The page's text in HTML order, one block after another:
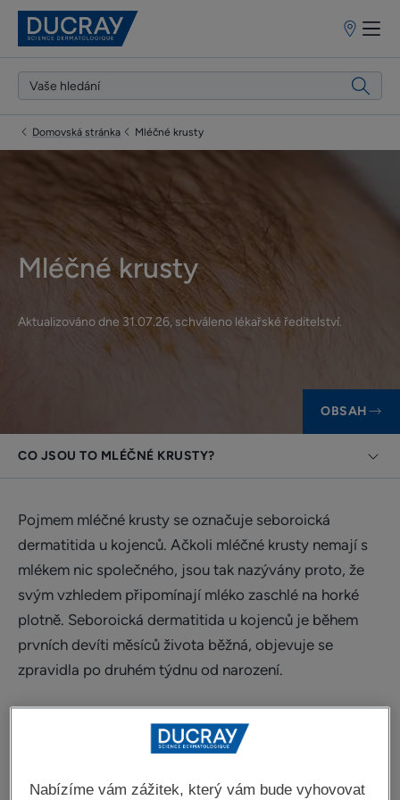
Prodejní
Domovská stránka Mléčné krusty
Mléčné krusty
Aktualizováno dne 31.07.26, schváleno lékařské ředitelství.
OBSAH
CO JSOU TO MLÉČNÉ KRUSTY?
Pojmem mléčné krusty se označuje seboroická
dermatitida u kojenců. Ačkoli mléčné krusty nemají s
mlékem nic společného, jsou tak nazývány proto, že
svým vzhledem připomínají mléko zaschlé na horké
plotně. Seboroická dermatitida u kojenců je během
prvních devíti měsíců života běžná, objevuje se
zpravidla po druhém týdnu od narození.
Co jsou to mléčné krusty?
Nabízíme vám zážitek, který vám bude vyhovovat